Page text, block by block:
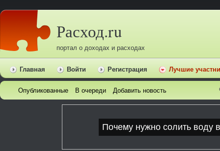
Расход.ru
портал о доходах и расходах
Главная Войти Регистрация Лучшие
Опубликованные В очереди Добавить новость